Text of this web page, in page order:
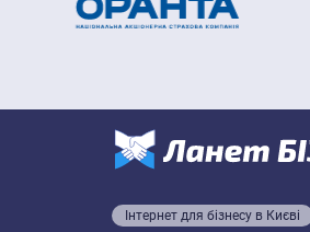
Інтернет для бізнесу в Києві